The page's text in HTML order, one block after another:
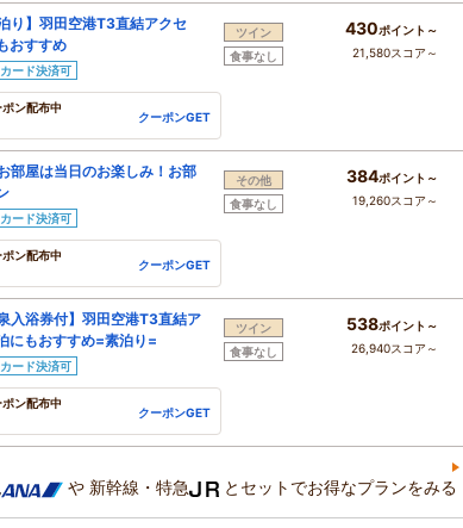
り】羽田空港T3直結アクセ
おすすめ
ード決済可
ン配布中
クーポンGET
ツイン
食事なし
430ポイント～
21,580スコア～
部屋は当日のお楽しみ！お部
ード決済可
ン配布中
クーポンGET
その他
食事なし
384ポイント～
19,260スコア～
入浴券付】羽田空港T3直結ア
にもおすすめ=素泊り=
ード決済可
ン配布中
クーポンGET
ツイン
食事なし
538ポイント～
26,940スコア～
や 新幹線・特急 とセットでお得なプランをみる